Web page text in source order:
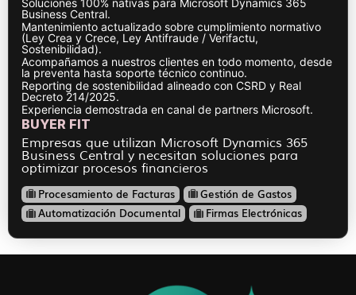
Soluciones 100% nativas para Microsoft Dynamics 365
Business Central.
Mantenimiento actualizado sobre cumplimiento normativo
(Ley Crea y Crece, Ley Antifraude / Verifactu,
Sostenibilidad).
Acompañamos a nuestros clientes en todo momento, desde
la preventa hasta soporte técnico continuo.
Reporting de sostenibilidad alineado con CSRD y Real
Decreto 214/2025.
Experiencia demostrada en canal de partners Microsoft.
BUYER FIT
Empresas que utilizan Microsoft Dynamics 365
Business Central y necesitan soluciones para
optimizar procesos financieros
Procesamiento de Facturas
Gestión de Gastos
Automatización Documental
Firmas Electrónicas